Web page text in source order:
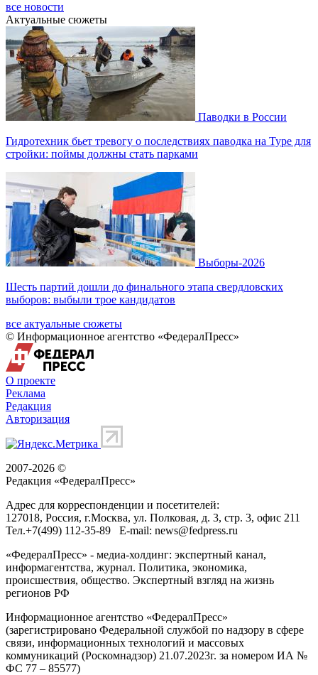
все новости
Актуальные сюжеты
Паводки в России
Гидротехник бьет тревогу о последствиях паводка на Туре для
стройки: поймы должны стать парками
Выборы-2026
Шесть партий дошли до финального этапа свердловских
выборов: выбыли трое кандидатов
все актуальные сюжеты
© Информационное агентство «ФедералПресс»
О проекте
Реклама
Редакция
Авторизация
2007-2026 ©
Редакция «ФедералПресс»
Адрес для корреспонденции и посетителей:
127018, Россия, г.Москва, ул. Полковая, д. 3, стр. 3, офис 211
Тел.+7(499) 112-35-89 E-mail: news@fedpress.ru
«ФедералПресс» - медиа-холдинг: экспертный канал,
информагентства, журнал. Политика, экономика,
происшествия, общество. Экспертный взгляд на жизнь
регионов РФ
Информационное агентство «ФедералПресс»
(зарегистрировано Федеральной службой по надзору в сфере
связи, информационных технологий и массовых
коммуникаций (Роскомнадзор) 21.07.2023г. за номером ИА №
ФС 77 – 85577)